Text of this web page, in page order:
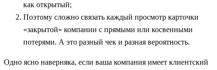
как открытый;
Поэтому сложно связать каждый просмотр карточки
«закрытой» компании с прямыми или косвенными
потерями. А это разный чек и разная вероятность.
Одно ясно наверняка, если ваша компания имеет клиентский